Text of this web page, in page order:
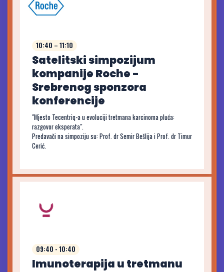
10:40 – 11:10
Satelitski simpozijum
kompanije Roche -
Srebrenog sponzora
konferencije
"Mjesto Tecentriq-a u evoluciji tretmana karcinoma pluća:
razgovor eksperata".
Predavači na simpoziju su: Prof. dr Semir Bešlija i Prof. dr Timur
Cerić.
09:40 - 10:40
Imunoterapija u tretmanu